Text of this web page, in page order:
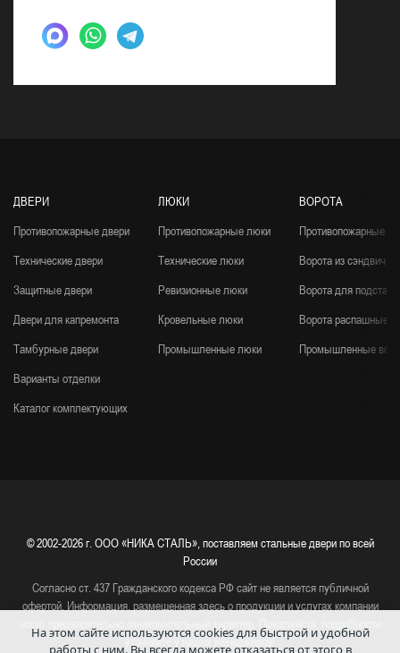
ДВЕРИ
Противопожарные двери
Технические двери
Защитные двери
Двери для капремонта
Тамбурные двери
Варианты отделки
Каталог комплектующих
ЛЮКИ
Противопожарные люки
Технические люки
Ревизионные люки
Кровельные люки
Промышленные люки
ВОРОТА
Противопожарные
Ворота из сэндвич-
Ворота для
Ворота распашные
Промышленные
© 2002-2026 г. ООО «НИКА СТАЛЬ», поставляем стальные двери по всей
России
Согласно ст. 437 Гражданского кодекса РФ сайт не является публичной
офертой. Информация, размещенная здесь о продукции и услугах компании
уточняйте у наших менеджеров!
На этом сайте используются cookies для быстрой и удобной
работы с ним. Вы всегда можете отказаться от этого в